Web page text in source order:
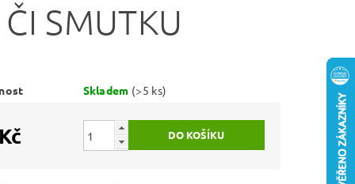
SMUTKU
Skladem (>5 ks)